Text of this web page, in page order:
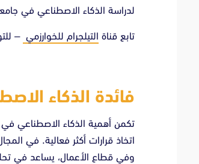
لدراسة الذكاء الاصطناعي في
تابع قناة التيلجرام للخوارزمي –
فائدة الذكاء
تكمن أهمية الذكاء الاصطناعي
اتخاذ قرارات أكثر فعالية. في
وفي قطاع الأعمال، يساعد في